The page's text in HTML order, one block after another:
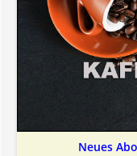
Neues